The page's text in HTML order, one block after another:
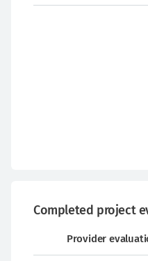
Completed project
Provider